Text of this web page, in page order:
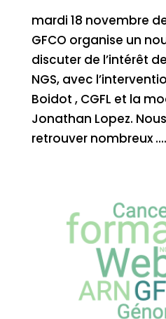
mardi 18 novembre de
GFCO organise un
discuter de l’intérêt
NGS, avec
Boidot , CGFL et la
Jonathan Lopez.
retrouver nombreux ....